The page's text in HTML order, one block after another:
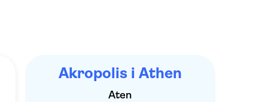
Akropolis i Athen
Aten